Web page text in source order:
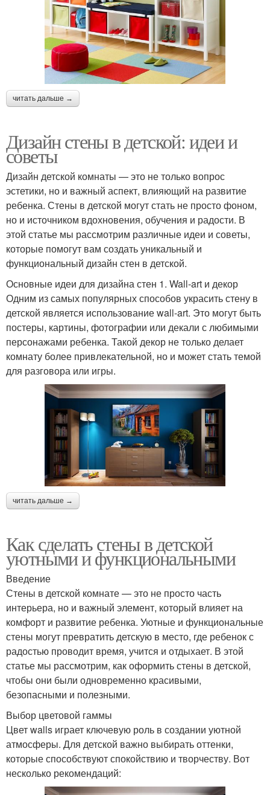
читать дальше →
Дизайн стены в детской: идеи и
советы
Дизайн детской комнаты — это не только вопрос
эстетики, но и важный аспект, влияющий на развитие
ребенка. Стены в детской могут стать не просто фоном,
но и источником вдохновения, обучения и радости. В
этой статье мы рассмотрим различные идеи и советы,
которые помогут вам создать уникальный и
функциональный дизайн стен в детской.
Основные идеи для дизайна стен 1. Wall-art и декор
Одним из самых популярных способов украсить стену в
детской является использование wall-art. Это могут быть
постеры, картины, фотографии или декали с любимыми
персонажами ребенка. Такой декор не только делает
комнату более привлекательной, но и может стать темой
для разговора или игры.
читать дальше →
Как сделать стены в детской
уютными и функциональными
Введение
Стены в детской комнате — это не просто часть
интерьера, но и важный элемент, который влияет на
комфорт и развитие ребенка. Уютные и функциональные
стены могут превратить детскую в место, где ребенок с
радостью проводит время, учится и отдыхает. В этой
статье мы рассмотрим, как оформить стены в детской,
чтобы они были одновременно красивыми,
безопасными и полезными.
Выбор цветовой гаммы
Цвет walls играет ключевую роль в создании уютной
атмосферы. Для детской важно выбирать оттенки,
которые способствуют спокойствию и творчеству. Вот
несколько рекомендаций: